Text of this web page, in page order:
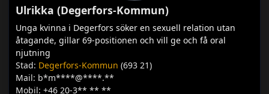
Ulrikka (Degerfors-Kommun)
Unga kvinna i Degerfors söker en sexuell relation utan
åtagande, gillar 69-positionen och vill ge och få oral
njutning
Stad: Degerfors-Kommun (693 21)
Mail: b*m****@****.**
Mobil: +46 20-3** ** **